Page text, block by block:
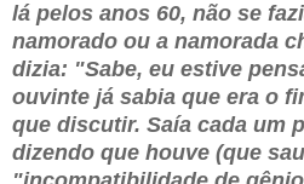
lá pelos anos 60, não se
namorado ou a namorada
dizia: "Sabe, eu estive
ouvinte já sabia que era o
que discutir. Saía cada um
dizendo que houve (que